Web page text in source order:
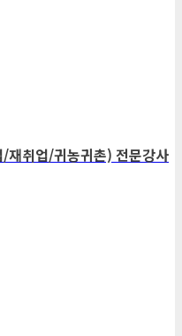
재취업/귀농귀촌) 전문강사